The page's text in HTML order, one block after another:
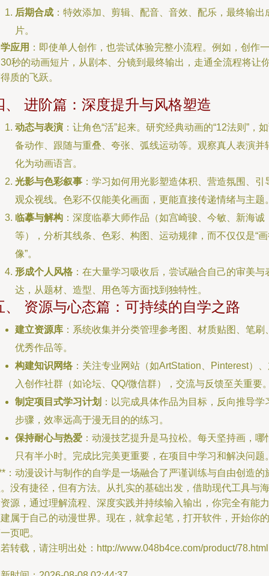
后期合成 ：特效添加、剪辑、配音、音效、配乐，最终输出
片。
应用 ：即使单人创作，也尝试体验完整小流程。例如，创作一
秒的动画短片，从剧本、分镜到最终输出，走通全流程将让
质的飞跃。
、 进阶篇：深度提升与风格塑造
动态与表演 ：让角色“活”起来。研究经典动画的“12法则”，
备动作、跟随与重叠、夸张、弧线运动等。观察真人表演并
化为动画语言。
光影与色彩叙事 ：学习如何用光影塑造体积、营造氛围、引
观众视线。色彩不仅能美化画面，更能直接传递情绪与主题
临摹与解构 ：深度临摹大师作品（如宫崎骏、今敏、新海诚
等），分析其线条、色彩、构图、运动规律，而不仅仅是“
像”。
形成个人风格 ：在大量学习吸收后，尝试融合自己的审美与
达，从题材、造型、用色等方面找到独特性。
、 资源与心态篇：可持续的自学之路
建立资源库 ：系统收集并分类管理参考图、材质贴图、笔刷
优秀作品等。
构建知识网络：关注专业网站（如ArtStation、Pinterest）
入创作社群（如论坛、QQ/微信群），交流与反馈至关重要
制定项目式学习计划 ：以完成具体作品为目标，反向推导学
步骤，效率远高于漫无目的的练习。
保持耐心与热爱 ：动漫技艺提升是马拉松。每天坚持画，哪
只有半小时。完成比完美更重要，在项目中学习和解决问题
：动漫设计与制作的自学是一场融合了严谨训练与自由创造的
没有捷径，但有方法。从扎实的基础出发，借助现代工具与海
源，通过理解流程、深度实践并持续输入输出，你完全有能力
属于自己的动漫世界。现在，就拿起笔，打开软件，开始你的
页吧。
转载，请注明出处：http://www.048b4ce.com/product/78.html